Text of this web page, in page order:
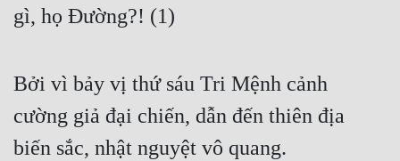
Truyện Convert
Truyện Nhập Môn
Truyện ngắn
Xa Lộ Dịch
gì, họ Đường?! (1)
Bởi vì bảy vị thứ sáu Tri Mệnh cảnh
cường giả đại chiến, dẫn đến thiên địa
biến sắc, nhật nguyệt vô quang.